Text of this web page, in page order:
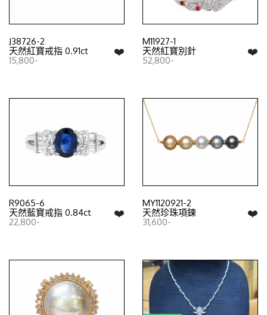
J38726-2
❤️
天然紅寶戒指 0.91ct
15,800-
M11927-1
❤️
天然紅寶別針
52,800-
R9065-6
❤️
天然藍寶戒指 0.84ct
22,800-
MY1120921-2
❤️
天然珍珠項鍊
31,600-